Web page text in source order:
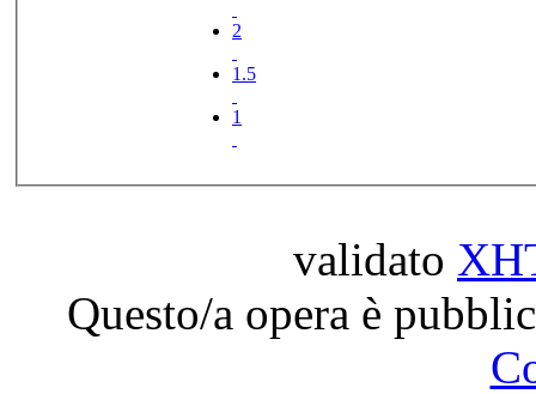
2
1.5
1
validato
Questo/a opera è